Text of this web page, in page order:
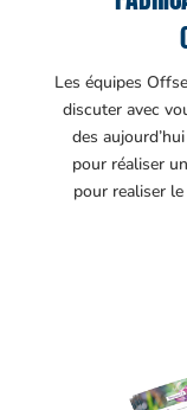
Les équipes
discuter avec
des
pour réaliser
pour realiser